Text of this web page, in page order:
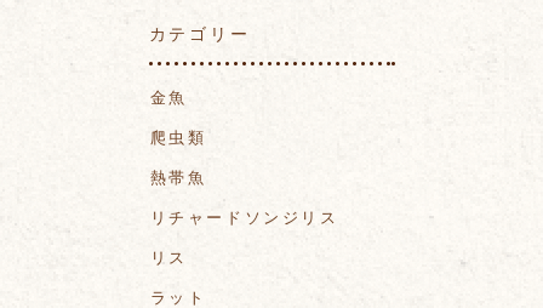
カテゴリー
金魚
爬虫類
熱帯魚
リチャードソンジリス
リス
ラット